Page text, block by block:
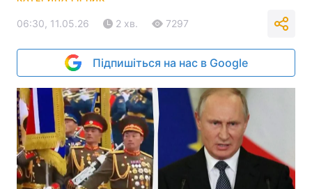
06:30, 11.05.26 2 хв. 7297
Підпишіться на нас в Google